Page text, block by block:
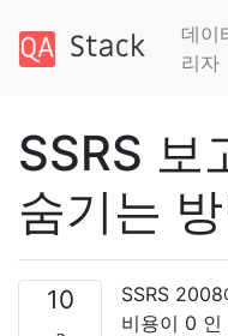
데이
리자
SSRS 보
숨기는
10
SSRS
비용이 0 인